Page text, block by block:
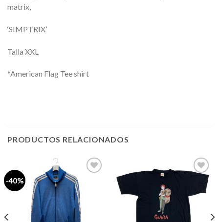
matrix,
‘SIMPTRIX’
Talla XXL
*American Flag Tee shirt
PRODUCTOS RELACIONADOS
-40%
deseos
Añadir
lista de
deseos